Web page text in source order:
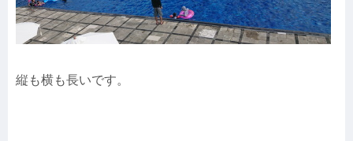
縦も横も長いです。